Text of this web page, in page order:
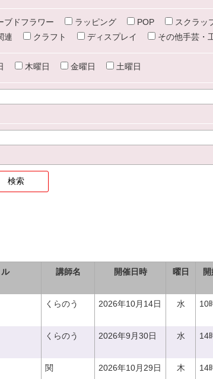
ブドフラワー ラッピング POP
スクラッ
連 クラフト ディスプレイ その他手芸・
木曜日 金曜日 土曜日
講師名 開催日時 曜日
くらのう 2026年10月14日 水 10
くらのう 2026年9月30日 水 14
関 2026年10月29日 木 14